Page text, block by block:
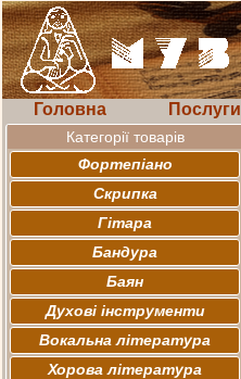
Головна Послуги
Категорії товарів
Фортепіано
Скрипка
Гітара
Бандура
Баян
Духові інструменти
Вокальна література
Хорова література